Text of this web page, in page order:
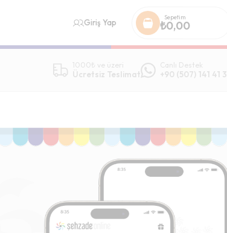
Giriş Yap
Sepetim
₺0,00
1000₺ ve üzeri
Ücretsiz Teslimat
Canlı Destek
+90 (507) 141 41